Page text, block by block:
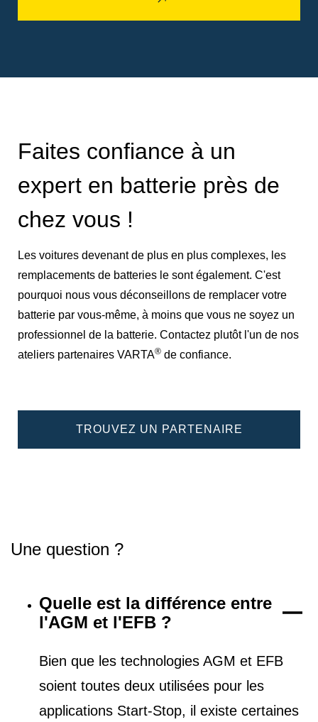
Faites confiance à un
expert en batterie près de
chez vous !
Les voitures devenant de plus en plus complexes, les
remplacements de batteries le sont également. C'est
pourquoi nous vous déconseillons de remplacer votre
batterie par vous-même, à moins que vous ne soyez un
professionnel de la batterie. Contactez plutôt l'un de nos
ateliers partenaires VARTA® de confiance.
TROUVEZ UN PARTENAIRE
Une question ?
Quelle est la différence entre
l'AGM et l'EFB ?
Bien que les technologies AGM et EFB
soient toutes deux utilisées pour les
applications Start-Stop, il existe certaines